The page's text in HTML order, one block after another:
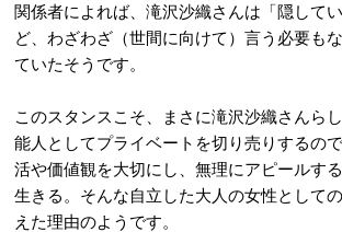
関係者によれば、滝沢沙織さんは「隠して
ど、わざわざ（世間に向けて）言う必要も
ていたそうです。
このスタンスこそ、まさに滝沢沙織さんら
能人としてプライベートを切り売りするの
活や価値観を大切にし、無理にアピールす
生きる。そんな自立した大人の女性として
えた理由のようです。